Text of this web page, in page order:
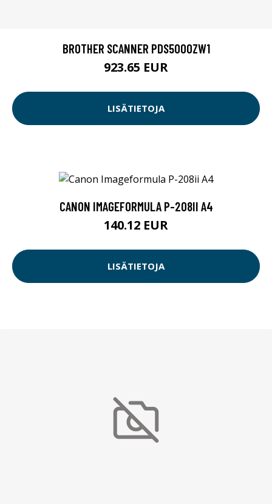
BROTHER SCANNER PDS5000ZW1
923.65 EUR
LISÄTIETOJA
CANON IMAGEFORMULA P-208II A4
140.12 EUR
LISÄTIETOJA